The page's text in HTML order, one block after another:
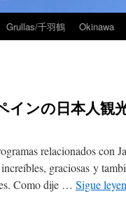
Grullas/千羽鶴 Okinawa
ンの日本人観
relacionados con
graciosas y
Como dije … Sigue